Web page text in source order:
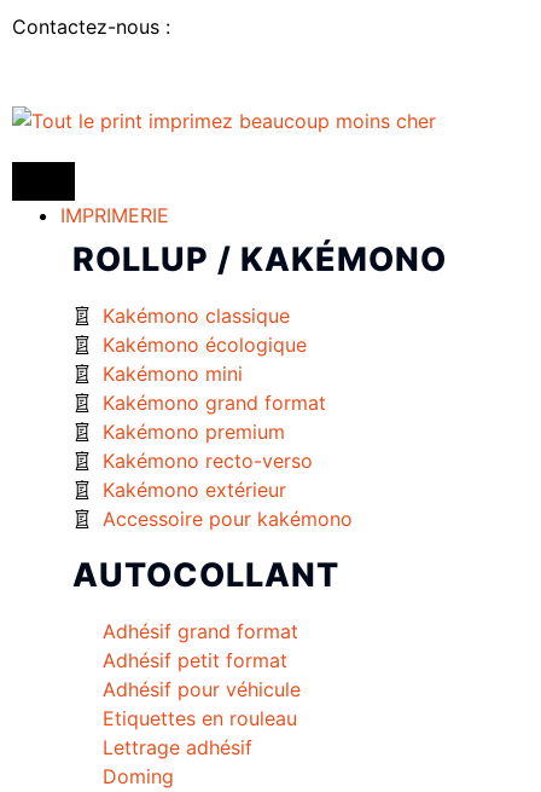
Contactez-nous :
IMPRIMERIE
ROLLUP / KAKÉMONO
Kakémono classique
Kakémono écologique
Kakémono mini
Kakémono grand format
Kakémono premium
Kakémono recto-verso
Kakémono extérieur
Accessoire pour kakémono
AUTOCOLLANT
Adhésif grand format
Adhésif petit format
Adhésif pour véhicule
Etiquettes en rouleau
Lettrage adhésif
Doming